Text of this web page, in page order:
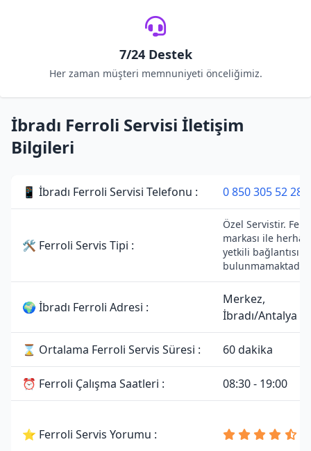
7/24 Destek
Her zaman müşteri memnuniyeti önceliğimiz.
İbradı Ferroli Servisi İletişim
Bilgileri
📱 İbradı Ferroli Servisi Telefonu : 0 850 305 52 28
🛠 Ferroli Servis Tipi :
Özel Servistir.
markası ile
yetkili bağlantısı
bulunmamaktadır.
🌍 İbradı Ferroli Adresi :
Merkez,
İbradı/Antalya
⌛ Ortalama Ferroli Servis Süresi : 60 dakika
⏰ Ferroli Çalışma Saatleri : 08:30 - 19:00
⭐ Ferroli Servis Yorumu :